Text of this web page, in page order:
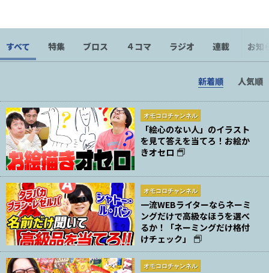
すべて 特集 ブロス ４コマ ラジオ 連載 お知
新着順 人気順
オモコロチャンネル
「絵心のない人」のイラスト
を見て答えを当てろ！お絵か
きオセロ
オモコロチャンネル
一流WEBライターならネーミ
ングだけで高級なほうを選べ
るか！「ネーミングだけ格付
けチェック」
オモコロチャンネル